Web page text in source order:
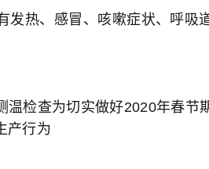
发热、感冒、咳嗽症状、呼吸
检查为切实做好2020年春节
产行为